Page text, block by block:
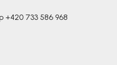
+420 733 586 968